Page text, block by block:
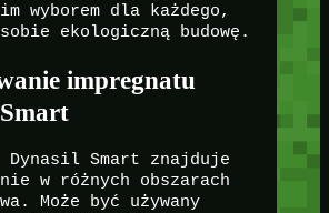
wyborem dla każdego,
ekologiczną budowę.
impregnatu
Dynasil Smart znajduje
w różnych obszarach
Może być używany